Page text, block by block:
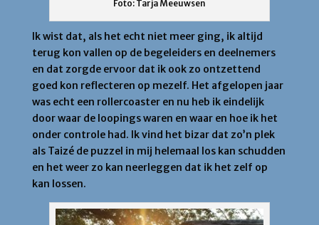
Foto: Tarja Meeuwsen
Ik wist dat, als het echt niet meer ging, ik altijd
terug kon vallen op de begeleiders en deelnemers
en dat zorgde ervoor dat ik ook zo ontzettend
goed kon reflecteren op mezelf. Het afgelopen jaar
was echt een rollercoaster en nu heb ik eindelijk
door waar de loopings waren en waar en hoe ik het
onder controle had. Ik vind het bizar dat zo’n plek
als Taizé de puzzel in mij helemaal los kan schudden
en het weer zo kan neerleggen dat ik het zelf op
kan lossen.